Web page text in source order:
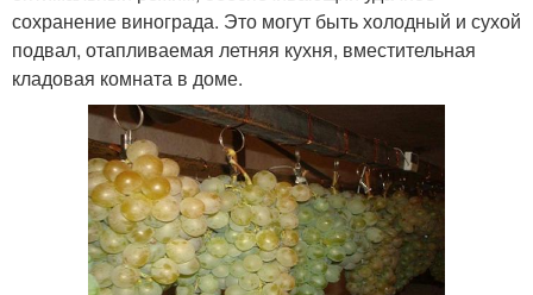
сохранение винограда. Это могут быть холодный и сухой
подвал, отапливаемая летняя кухня, вместительная
кладовая комната в доме.